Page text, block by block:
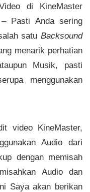
di KineMaster
Pasti Anda sering
satu Backsound
menarik perhatian
Musik, pasti
menggunakan
video KineMaster,
Audio dari
dengan memisah
Audio dan
Saya akan berikan